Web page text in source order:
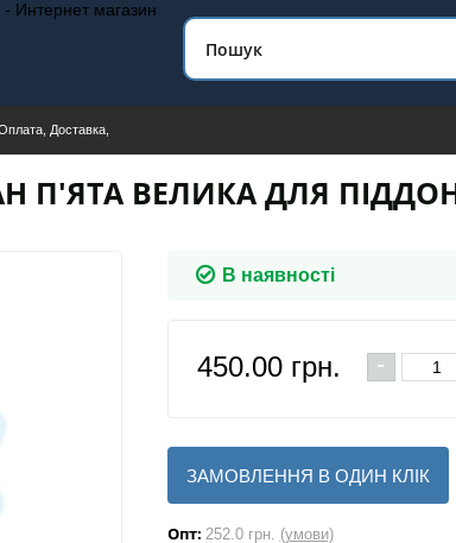
Интернет магазин
Доставка,
П'ЯТА ВЕЛИКА ДЛЯ
В наявності
450.00 грн. -
ЗАМОВЛЕННЯ В ОДИН КЛІК
Опт: 252.0 грн. (умови)